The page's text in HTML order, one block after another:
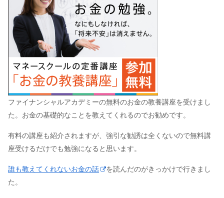
ファイナンシャルアカデミーの無料のお金の教養講座を受けまし
た。お金の基礎的なことを教えてくれるのでお勧めです。
有料の講座も紹介されますが、強引な勧誘は全くないので無料講
座受けるだけでも勉強になると思います。
誰も教えてくれないお金の話
を読んだのがきっかけで行きまし
た。